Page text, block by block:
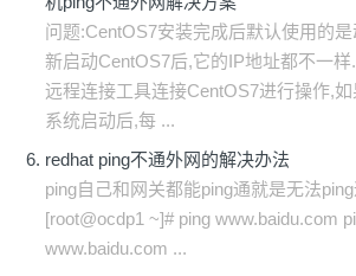
问题:CentOS7安装完成后默认使用的
新启动CentOS7后,它的IP地址都不一样
远程连接工具连接CentOS7进行操作,
系统启动后,每 ...
redhat ping不通外网的解决办法
ping自己和网关都能ping通就是无法
[root@ocdp1 ~]# ping www.baidu.com
www.baidu.com ...